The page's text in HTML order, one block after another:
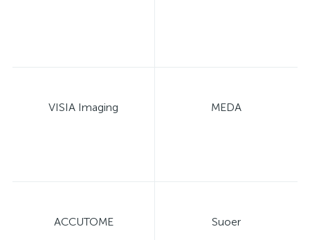
VISIA Imaging MEDA
ACCUTOME Suoer